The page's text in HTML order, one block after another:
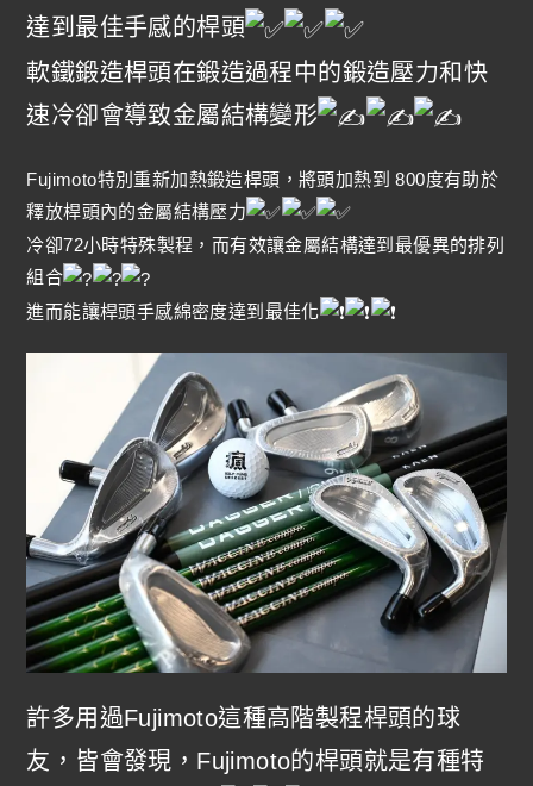
達到最佳手感的桿頭
軟鐵鍛造桿頭在鍛造過程中的鍛造壓力和快
速冷卻會導致金屬結構變形
Fujimoto特別重新加熱鍛造桿頭，將頭加熱到 800度有助於
釋放桿頭內的金屬結構壓力
冷卻72小時特殊製程，而有效讓金屬結構達到最優異的排列
組合
進而能讓桿頭手感綿密度達到最佳化
許多用過Fujimoto這種高階製程桿頭的球
友，皆會發現，Fujimoto的桿頭就是有種特